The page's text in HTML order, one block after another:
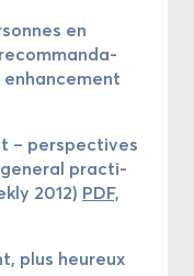
en
– pers­pec­tives
ge­ne­ral prac­ti­
2012) PDF,
plus heu­reux